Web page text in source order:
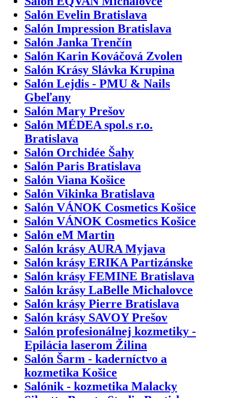
Salón Evelin Bratislava
Salón Impression Bratislava
Salón Janka Trenčín
Salón Karin Kováčová Zvolen
Salón Krásy Slávka Krupina
Salón Lejdis - PMU & Nails
Gbeľany
Salón Mary Prešov
Salón MÉDEA spol.s r.o.
Bratislava
Salón Orchidée Šahy
Salón Paris Bratislava
Salón Viana Košice
Salón Vikinka Bratislava
Salón VÁNOK Cosmetics Košice
Salón VÁNOK Cosmetics Košice
Salón eM Martin
Salón krásy AURA Myjava
Salón krásy ERIKA Partizánske
Salón krásy FEMINE Bratislava
Salón krásy LaBelle Michalovce
Salón krásy Pierre Bratislava
Salón krásy SAVOY Prešov
Salón profesionálnej kozmetiky -
Epilácia laserom Žilina
Salón Šarm - kaderníctvo a
kozmetika Košice
Salónik - kozmetika Malacky